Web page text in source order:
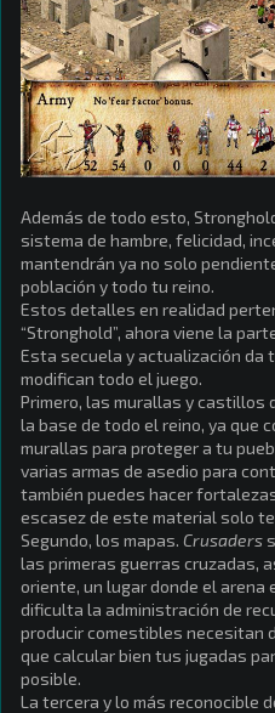
Además de todo esto,
sistema de hambre, felicidad,
mantendrán ya no solo
población y todo tu reino.
Estos detalles en realidad
“Stronghold”, ahora viene la
Esta secuela y actualización da
modifican todo el juego.
Primero, las murallas y castillos
la base de todo el reino, ya que
murallas para proteger a tu
varias armas de asedio para
también puedes hacer
escasez de este material solo
Segundo, los mapas. Crusaders
las primeras guerras cruzadas,
oriente, un lugar donde el arena
dificulta la administración de
producir comestibles necesitan
que calcular bien tus jugadas
posible.
La tercera y lo más reconocible